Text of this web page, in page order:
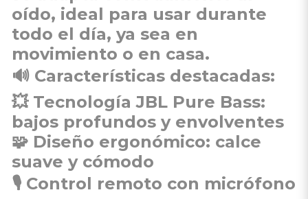
oído, ideal para usar durante
todo el día, ya sea en
movimiento o en casa.
🔊 Características destacadas:
💥 Tecnología JBL Pure Bass:
bajos profundos y envolventes
🧩 Diseño ergonómico: calce
suave y cómodo
🎙️ Control remoto con micrófono